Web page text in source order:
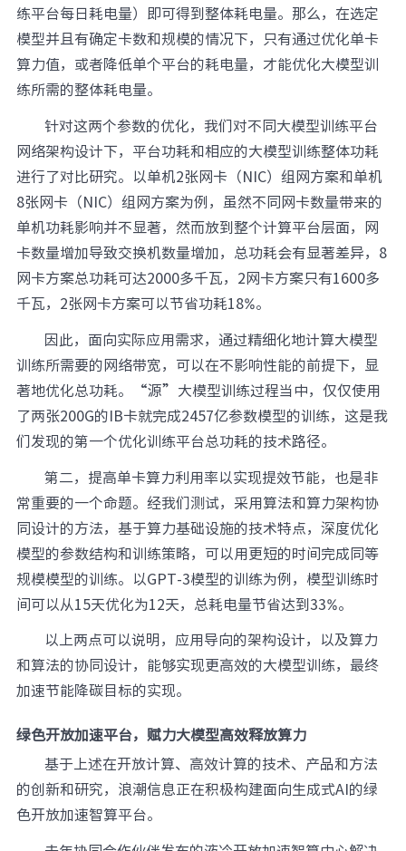
练平台每日耗电量）即可得到整体耗电量。那么，在选定
模型并且有确定卡数和规模的情况下，只有通过优化单卡
算力值，或者降低单个平台的耗电量，才能优化大模型训
练所需的整体耗电量。
针对这两个参数的优化，我们对不同大模型训练平台
网络架构设计下，平台功耗和相应的大模型训练整体功耗
进行了对比研究。以单机2张网卡（NIC）组网方案和单机
8张网卡（NIC）组网方案为例，虽然不同网卡数量带来的
单机功耗影响并不显著，然而放到整个计算平台层面，网
卡数量增加导致交换机数量增加，总功耗会有显著差异，8
网卡方案总功耗可达2000多千瓦，2网卡方案只有1600多
千瓦，2张网卡方案可以节省功耗18%。
因此，面向实际应用需求，通过精细化地计算大模型
训练所需要的网络带宽，可以在不影响性能的前提下，显
著地优化总功耗。“源”大模型训练过程当中，仅仅使用
了两张200G的IB卡就完成2457亿参数模型的训练，这是我
们发现的第一个优化训练平台总功耗的技术路径。
第二，提高单卡算力利用率以实现提效节能，也是非
常重要的一个命题。经我们测试，采用算法和算力架构协
同设计的方法，基于算力基础设施的技术特点，深度优化
模型的参数结构和训练策略，可以用更短的时间完成同等
规模模型的训练。以GPT-3模型的训练为例，模型训练时
间可以从15天优化为12天，总耗电量节省达到33%。
以上两点可以说明，应用导向的架构设计，以及算力
和算法的协同设计，能够实现更高效的大模型训练，最终
加速节能降碳目标的实现。
绿色开放加速平台，赋力大模型高效释放算力
基于上述在开放计算、高效计算的技术、产品和方法
的创新和研究，浪潮信息正在积极构建面向生成式AI的绿
色开放加速智算平台。